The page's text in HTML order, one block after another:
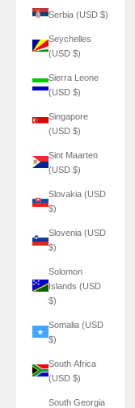
Serbia (USD $)
Seychelles
(USD $)
Sierra Leone
(USD $)
Singapore
(USD $)
Sint Maarten
(USD $)
Slovakia (USD
$)
Slovenia (USD
$)
Solomon
Islands (USD
$)
Somalia (USD
$)
South Africa
(USD $)
South Georgia